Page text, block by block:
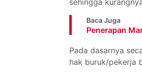
Baca Juga
Penerapan
Pada dasarnya
hak buruk/pekerja